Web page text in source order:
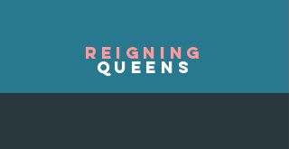
REIGNING
QUEENs